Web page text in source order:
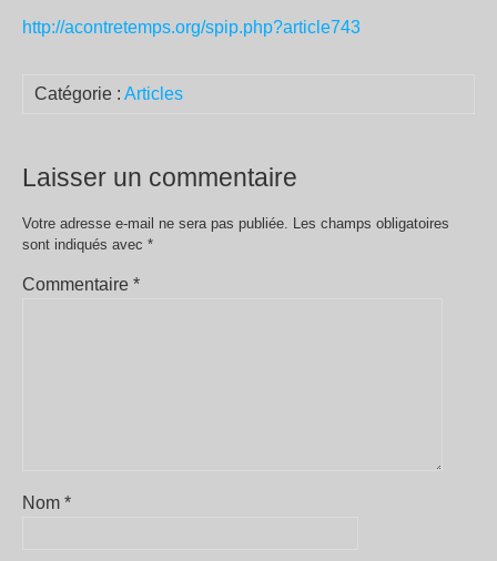
http://acontretemps.org/spip.php?article743
Catégorie : Articles
Laisser un commentaire
Votre adresse e-mail ne sera pas publiée. Les champs obligatoires
sont indiqués avec *
Commentaire *
Nom *